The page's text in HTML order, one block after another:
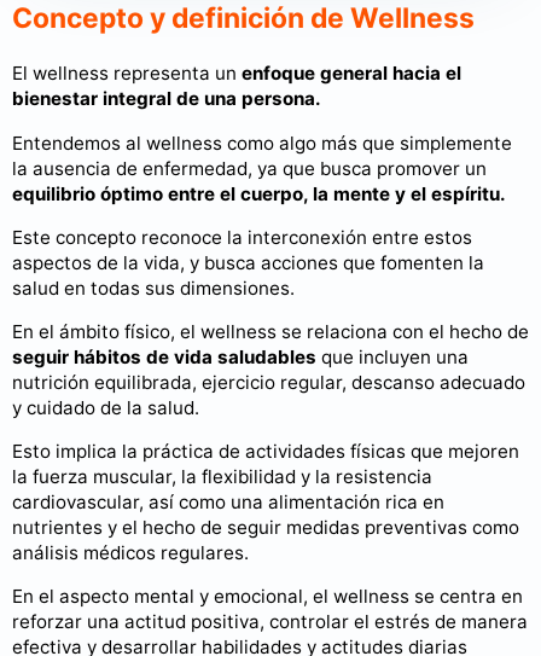
Concepto y definición de Wellness
El wellness representa un enfoque general hacia el
bienestar integral de una persona.
Entendemos al wellness como algo más que simplemente
la ausencia de enfermedad, ya que busca promover un
equilibrio óptimo entre el cuerpo, la mente y el espíritu.
Este concepto reconoce la interconexión entre estos
aspectos de la vida, y busca acciones que fomenten la
salud en todas sus dimensiones.
En el ámbito físico, el wellness se relaciona con el hecho de
seguir hábitos de vida saludables que incluyen una
nutrición equilibrada, ejercicio regular, descanso adecuado
y cuidado de la salud.
Esto implica la práctica de actividades físicas que mejoren
la fuerza muscular, la flexibilidad y la resistencia
cardiovascular, así como una alimentación rica en
nutrientes y el hecho de seguir medidas preventivas como
análisis médicos regulares.
En el aspecto mental y emocional, el wellness se centra en
reforzar una actitud positiva, controlar el estrés de manera
efectiva y desarrollar habilidades y actitudes diarias